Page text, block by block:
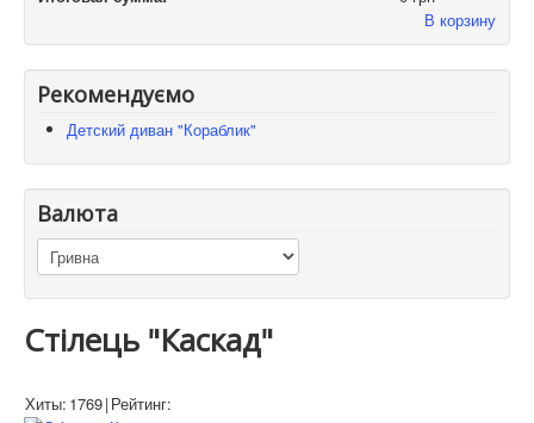
В корзину
Рекомендуємо
Детский диван "Кораблик"
Валюта
Стілець "Каскад"
Хиты: 1769|Рейтинг: